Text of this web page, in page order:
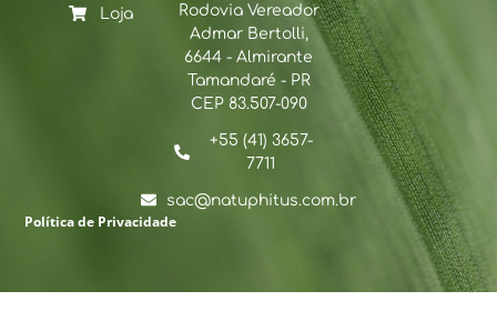
Loja
Rodovia Vereador
Admar Bertolli,
6644 - Almirante
Tamandaré - PR
CEP 83.507-090
+55 (41) 3657-
7711
sac@natuphitus.com.br
Política de Privacidade